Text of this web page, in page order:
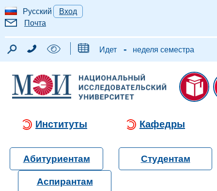
Русский
Вход
Почта
Идет - неделя семестра
Институты Кафедры
Абитуриентам Студентам
Аспирантам